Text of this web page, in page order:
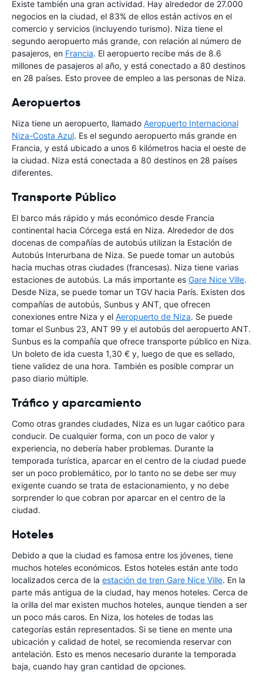
Existe también una gran actividad. Hay alrededor de 27.000
negocios en la ciudad, el 83% de ellos están activos en el
comercio y servicios (incluyendo turismo). Niza tiene el
segundo aeropuerto más grande, con relación al número de
pasajeros, en Francia. El aeropuerto recibe más de 8.6
millones de pasajeros al año, y está conectado a 80 destinos
en 28 países. Esto provee de empleo a las personas de Niza.
Aeropuertos
Niza tiene un aeropuerto, llamado Aeropuerto Internacional
Niza-Costa Azul. Es el segundo aeropuerto más grande en
Francia, y está ubicado a unos 6 kilómetros hacia el oeste de
la ciudad. Niza está conectada a 80 destinos en 28 países
diferentes.
Transporte Público
El barco más rápido y más económico desde Francia
continental hacia Córcega está en Niza. Alrededor de dos
docenas de compañías de autobús utilizan la Estación de
Autobús Interurbana de Niza. Se puede tomar un autobús
hacia muchas otras ciudades (francesas). Niza tiene varias
estaciones de autobús. La más importante es Gare Nice Ville.
Desde Niza, se puede tomar un TGV hacia París. Existen dos
compañías de autobús, Sunbus y ANT, que ofrecen
conexiones entre Niza y el Aeropuerto de Niza. Se puede
tomar el Sunbus 23, ANT 99 y el autobús del aeropuerto ANT.
Sunbus es la compañía que ofrece transporte público en Niza.
Un boleto de ida cuesta 1,30 € y, luego de que es sellado,
tiene validez de una hora. También es posible comprar un
paso diario múltiple.
Tráfico y aparcamiento
Como otras grandes ciudades, Niza es un lugar caótico para
conducir. De cualquier forma, con un poco de valor y
experiencia, no debería haber problemas. Durante la
temporada turística, aparcar en el centro de la ciudad puede
ser un poco problemático, por lo tanto no se debe ser muy
exigente cuando se trata de estacionamiento, y no debe
sorprender lo que cobran por aparcar en el centro de la
ciudad.
Hoteles
Debido a que la ciudad es famosa entre los jóvenes, tiene
muchos hoteles económicos. Estos hoteles están ante todo
localizados cerca de la estación de tren Gare Nice Ville. En la
parte más antigua de la ciudad, hay menos hoteles. Cerca de
la orilla del mar existen muchos hoteles, aunque tienden a ser
un poco más caros. En Niza, los hoteles de todas las
categorías están representados. Si se tiene en mente una
ubicación y calidad de hotel, se recomienda reservar con
antelación. Esto es menos necesario durante la temporada
baja, cuando hay gran cantidad de opciones.